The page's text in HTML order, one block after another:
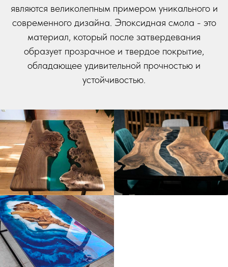
являются великолепным примером уникального и
современного дизайна. Эпоксидная смола - это
материал, который после затвердевания
образует прозрачное и твердое покрытие,
обладающее удивительной прочностью и
устойчивостью.